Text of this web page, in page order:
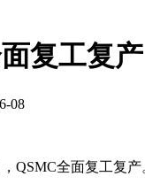
复工复产
08
QSMC全面复工复产